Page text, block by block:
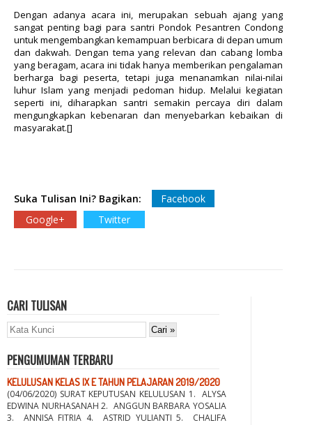
Dengan adanya acara ini, merupakan sebuah ajang yang
sangat penting bagi para santri Pondok Pesantren Condong
untuk mengembangkan kemampuan berbicara di depan umum
dan dakwah. Dengan tema yang relevan dan cabang lomba
yang beragam, acara ini tidak hanya memberikan pengalaman
berharga bagi peserta, tetapi juga menanamkan nilai-nilai
luhur Islam yang menjadi pedoman hidup. Melalui kegiatan
seperti ini, diharapkan santri semakin percaya diri dalam
mengungkapkan kebenaran dan menyebarkan kebaikan di
masyarakat.[]
Suka Tulisan Ini? Bagikan:
Facebook
Google+
Twitter
CARI TULISAN
PENGUMUMAN TERBARU
KELULUSAN KELAS IX E TAHUN PELAJARAN 2019/2020
(04/06/2020) SURAT KEPUTUSAN KELULUSAN 1. ALYSA
EDWINA NURHASANAH 2. ANGGUN BARBARA YOSALIA
3. ANNISA FITRIA 4. ASTRID YULIANTI 5. CHALIFA